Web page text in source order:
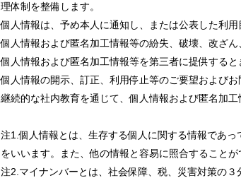
理体制を整備します。
個人情報は、予め本人に通知し、または公表した利
個人情報および匿名加工情報等の紛失、破壊、改ざ
個人情報および匿名加工情報等を第三者に提供する
個人情報の開示、訂正、利用停止等のご要望および
継続的な社内教育を通じて、個人情報および匿名加
注1.個人情報とは、生存する個人に関する情報であ
をいいます。また、他の情報と容易に照合すること
注2.マイナンバーとは、社会保障、税、災害対策の